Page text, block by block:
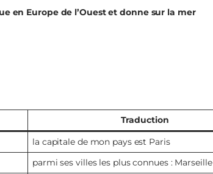
en Europe de l’Ouest et donne sur la mer
Traduction
la capitale de mon pays est Paris
parmi ses villes les plus connues : Marseille